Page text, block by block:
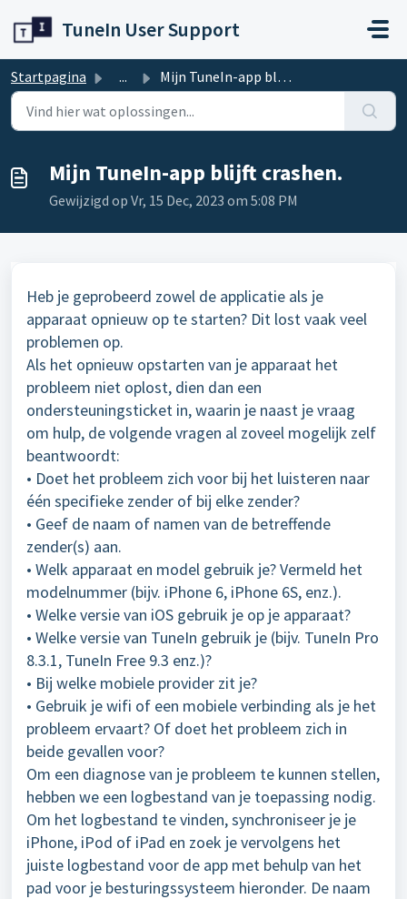
TuneIn User Support
Startpagina ... Mijn TuneIn-app blijft crashen.
Mijn TuneIn-app blijft crashen.
Gewijzigd op Vr, 15 Dec, 2023 om 5:08 PM
Heb je geprobeerd zowel de applicatie als je
apparaat opnieuw op te starten? Dit lost vaak veel
problemen op.
Als het opnieuw opstarten van je apparaat het
probleem niet oplost, dien dan een
ondersteuningsticket in, waarin je naast je vraag
om hulp, de volgende vragen al zoveel mogelijk zelf
beantwoordt:
• Doet het probleem zich voor bij het luisteren naar
één specifieke zender of bij elke zender?
• Geef de naam of namen van de betreffende
zender(s) aan.
• Welk apparaat en model gebruik je? Vermeld het
modelnummer (bijv. iPhone 6, iPhone 6S, enz.).
• Welke versie van iOS gebruik je op je apparaat?
• Welke versie van TuneIn gebruik je (bijv. TuneIn Pro
8.3.1, TuneIn Free 9.3 enz.)?
• Bij welke mobiele provider zit je?
• Gebruik je wifi of een mobiele verbinding als je het
probleem ervaart? Of doet het probleem zich in
beide gevallen voor?
Om een diagnose van je probleem te kunnen stellen,
hebben we een logbestand van je toepassing nodig.
Om het logbestand te vinden, synchroniseer je je
iPhone, iPod of iPad en zoek je vervolgens het
juiste logbestand voor de app met behulp van het
pad voor je besturingssysteem hieronder. De naam